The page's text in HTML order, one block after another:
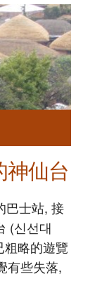
仙台
巴士站, 接
(신선대
粗略的遊覽
有些失落,